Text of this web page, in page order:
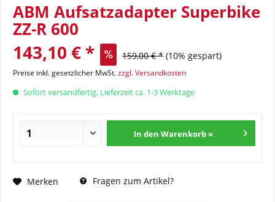
ABM Aufsatzadapter Superbike
ZZ-R 600
143,10 € * 159,00 € * (10% gespart)
Preise inkl. gesetzlicher MwSt.zzgl. Versandkosten
Sofort versandfertig, Lieferzeit ca. 1-3 Werktage
In den Warenkorb »
Merken Fragen zum Artikel?